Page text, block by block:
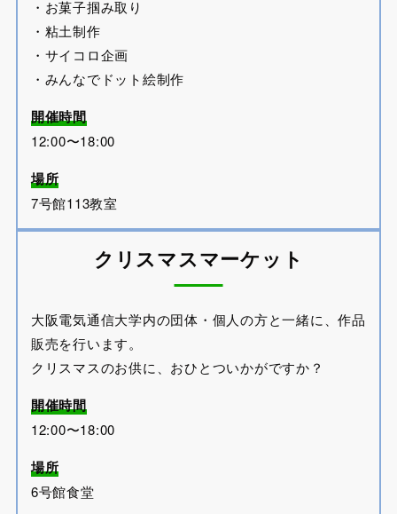
・お菓子掴み取り
・粘土制作
・サイコロ企画
・みんなでドット絵制作
開催時間
12:00〜18:00
場所
7号館113教室
クリスマスマーケット
大阪電気通信大学内の団体・個人の方と一緒に、作品
販売を行います。
クリスマスのお供に、おひとついかがですか？
開催時間
12:00〜18:00
場所
6号館食堂